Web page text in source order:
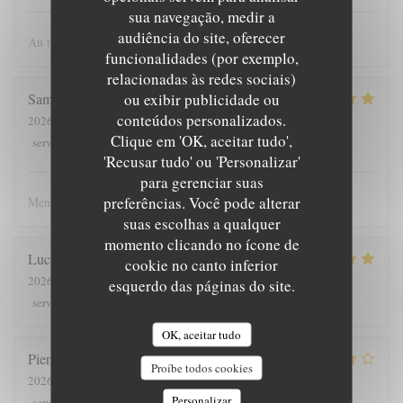
sua navegação, medir a
audiência do site, oferecer
funcionalidades (por exemplo,
relacionadas às redes sociais)
ou exibir publicidade ou
conteúdos personalizados.
Clique em 'OK, aceitar tudo',
'Recusar tudo' ou 'Personalizar'
para gerenciar suas
preferências. Você pode alterar
suas escolhas a qualquer
momento clicando no ícone de
cookie no canto inferior
esquerdo das páginas do site.
OK, aceitar tudo
Proíbe todos cookies
Personalizar
Au top comme chaque fois.
Samuel
2026-08-04
- 19:00 - guests 2
service
ambience: 4/5 menu: 5/5 quality_price
Menu exelent, aliments de qualité et cuisine élaboré
Luc et Francine
2026-08-03
- 19:00 - guests 10
service
Pierre
2026-08-06
- 20:00 - guests 2